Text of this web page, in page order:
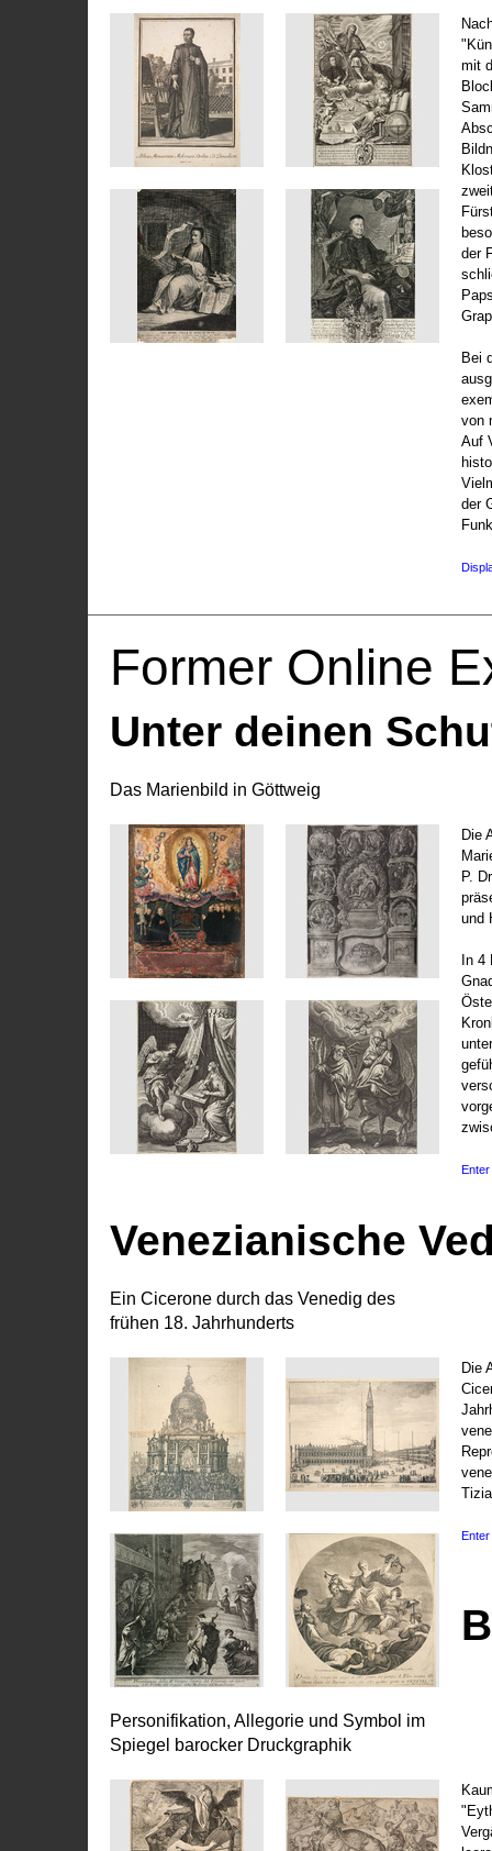
mit
der
Bei
von
Auf
der
Former Online
Unter deinen
Das Marienbild in Göttweig
Die
P.
und
In 4
Enter
Venezianische
Ein Cicerone durch das Venedig des
frühen 18. Jahrhunderts
Die
Enter
Personifikation, Allegorie und Symbol im
Spiegel barocker Druckgraphik